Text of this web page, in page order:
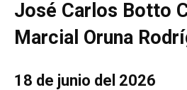
José Carlos Botto
Marcial Oruna
18 de junio del 2026